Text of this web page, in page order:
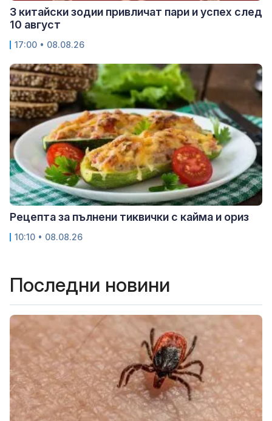
3 китайски зодии привличат пари и успех след
10 август
17:00 • 08.08.26
Рецепта за пълнени тиквички с кайма и ориз
10:10 • 08.08.26
Последни новини